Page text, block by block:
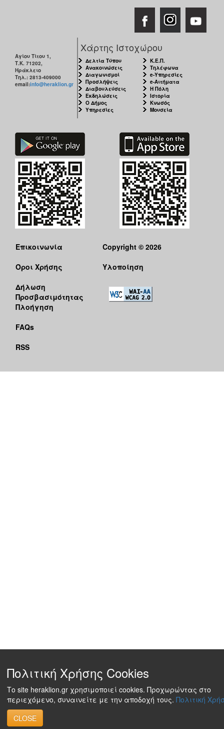
Αγίου Τίτου 1,
Τ.Κ. 71202,
Ηράκλειο
Τηλ.: 2813-409000
email:info@heraklion.gr
Χάρτης Ιστοχώρου
Δελτία Τύπου
Ανακοινώσεις
Διαγωνισμοί
Προσλήψεις
Διαβουλεύσεις
Εκδηλώσεις
Ο Δήμος
Υπηρεσίες
Κ.Ε.Π.
Τηλέφωνα
e-Υπηρεσίες
e-Αιτήματα
Η Πόλη
Ιστορία
Κνωσός
Μουσεία
Επικοινωνία
Όροι Χρήσης
Δήλωση
Προσβασιμότητας
Πλοήγηση
FAQs
RSS
Copyright © 2026
Υλοποίηση
Πολιτική Χρήσης Cookies
Το site heraklion.gr χρησιμοποιεί cookies. Προχωρώντας στο
περιεχόμενο, συναινείτε με την αποδοχή τους. Πολιτική
CLOSE